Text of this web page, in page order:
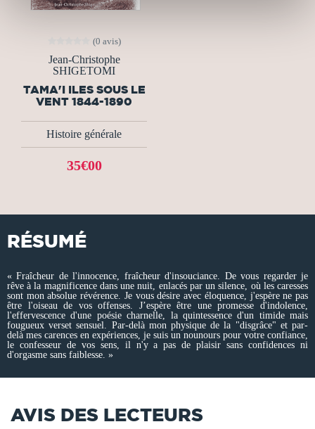
(0 avis)
Jean-Christophe
SHIGETOMI
TAMA'I ILES SOUS LE
VENT 1844-1890
Histoire générale
35€00
RÉSUMÉ
« Fraîcheur de l'innocence, fraîcheur d'insouciance. De vous regarder je
rêve à la magnificence dans une nuit, enlacés par un silence, où les caresses
sont mon absolue révérence. Je vous désire avec éloquence, j'espère ne pas
être l'oiseau de vos offenses. J’espère être une promesse d'indolence,
l'effervescence d'une poésie charnelle, la quintessence d'un timide mais
fougueux verset sensuel. Par-delà mon physique de la "disgrâce" et par-
delà mes carences en expériences, je suis un nounours pour votre confiance,
le confesseur de vos sens, il n'y a pas de plaisir sans confidences ni
d'orgasme sans faiblesse. »
AVIS DES LECTEURS